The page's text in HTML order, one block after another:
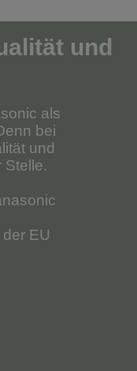
und
als
bei
und
Stelle.
EU